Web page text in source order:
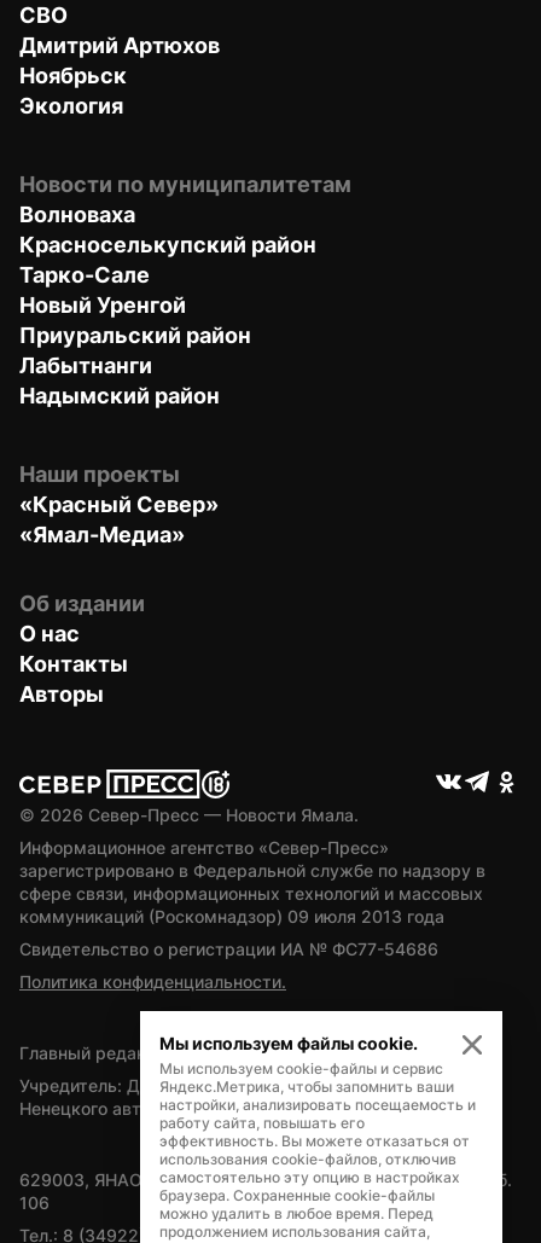
СВО
Дмитрий Артюхов
Ноябрьск
Экология
Новости по муниципалитетам
Волноваха
Красноселькупский район
Тарко-Сале
Новый Уренгой
Приуральский район
Лабытнанги
Надымский район
Наши проекты
«Красный Север»
«Ямал-Медиа»
Об издании
О нас
Контакты
Авторы
© 2026 Север-Пресс — Новости Ямала.
Информационное агентство «Север-Пресс»
зарегистрировано в Федеральной службе по надзору в
сфере связи, информационных технологий и массовых
коммуникаций (Роскомнадзор) 09 июля 2013 года
Свидетельство о регистрации ИА № ФС77-54686
Политика конфиденциальности.
Главный редактор — А.Л. Поздеев
Учредитель: Департамент внутренней политики Ямало-
Ненецкого автономного округа
629003, ЯНАО, Салехард, мкр. Богдана Кнунянца, д.1, каб.
106
Тел.: 8 (34922) 71262
Мы используем файлы cookie.
Мы используем cookie-файлы и сервис
Яндекс.Метрика, чтобы запомнить ваши
настройки, анализировать посещаемость и
работу сайта, повышать его
эффективность. Вы можете отказаться от
использования cookie-файлов, отключив
самостоятельно эту опцию в настройках
браузера. Сохраненные cookie-файлы
можно удалить в любое время. Перед
продолжением использования сайта,